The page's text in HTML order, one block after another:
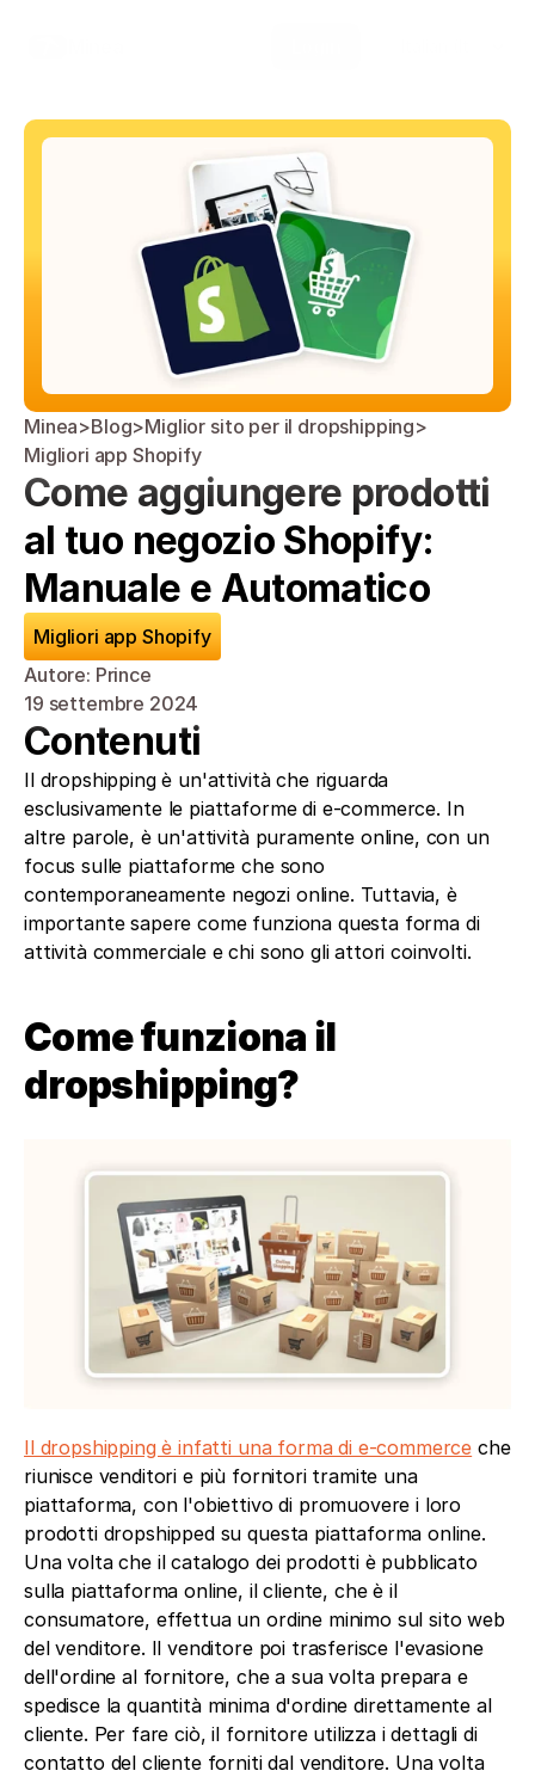
Minea>Blog>Miglior sito per il dropshipping>
Migliori app Shopify
Come aggiungere prodotti
al tuo negozio Shopify:
Manuale e Automatico
Migliori app Shopify
Autore: Prince
19 settembre 2024
Contenuti
Il dropshipping è un'attività che riguarda
esclusivamente le piattaforme di e-commerce. In
altre parole, è un'attività puramente online, con un
focus sulle piattaforme che sono
contemporaneamente negozi online. Tuttavia, è
importante sapere come funziona questa forma di
attività commerciale e chi sono gli attori coinvolti.
Come funziona il
dropshipping?
Il dropshipping è infatti una forma di e-commerce che
riunisce venditori e più fornitori tramite una
piattaforma, con l'obiettivo di promuovere i loro
prodotti dropshipped su questa piattaforma online.
Una volta che il catalogo dei prodotti è pubblicato
sulla piattaforma online, il cliente, che è il
consumatore, effettua un ordine minimo sul sito web
del venditore. Il venditore poi trasferisce l'evasione
dell'ordine al fornitore, che a sua volta prepara e
spedisce la quantità minima d'ordine direttamente al
cliente. Per fare ciò, il fornitore utilizza i dettagli di
contatto del cliente forniti dal venditore. Una volta